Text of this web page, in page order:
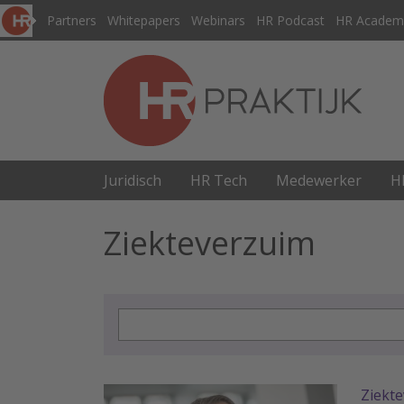
Partners Whitepapers Webinars HR Podcast HR
Juridisch HR Tech Medewerker
Ziekteverzuim